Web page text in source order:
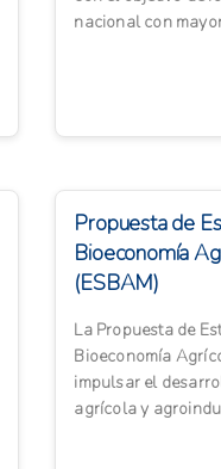
nacional con
Propuesta de
Bioeconomía
(ESBAM)
La Propuesta de
Bioeconomía
impulsar el
agrícola y